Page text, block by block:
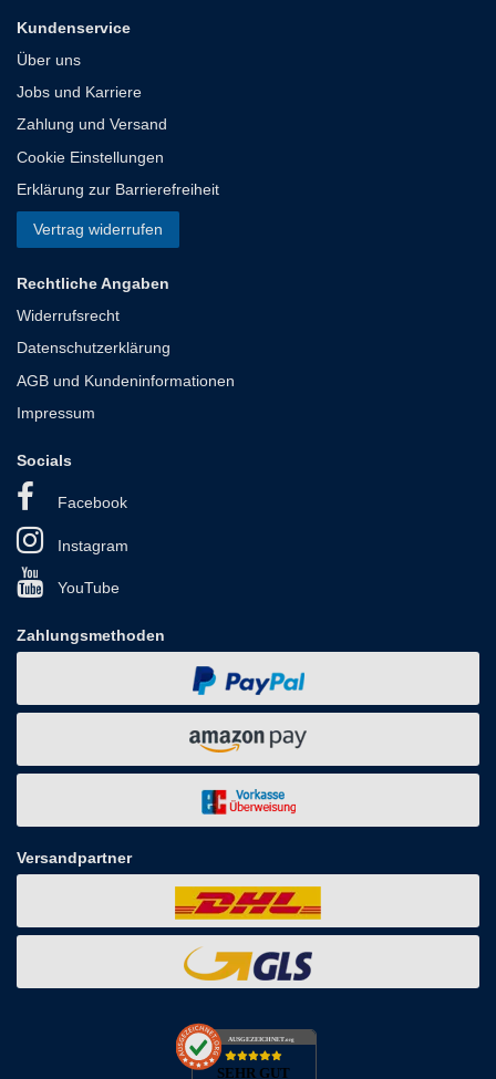
Kundenservice
Über uns
Jobs und Karriere
Zahlung und Versand
Cookie Einstellungen
Erklärung zur Barrierefreiheit
Vertrag widerrufen
Rechtliche Angaben
Widerrufsrecht
Datenschutzerklärung
AGB und Kundeninformationen
Impressum
Socials
Facebook
Instagram
YouTube
Zahlungsmethoden
Versandpartner
AUSGEZEICHNET.org
SEHR GUT